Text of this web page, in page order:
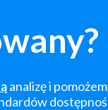
analizę i